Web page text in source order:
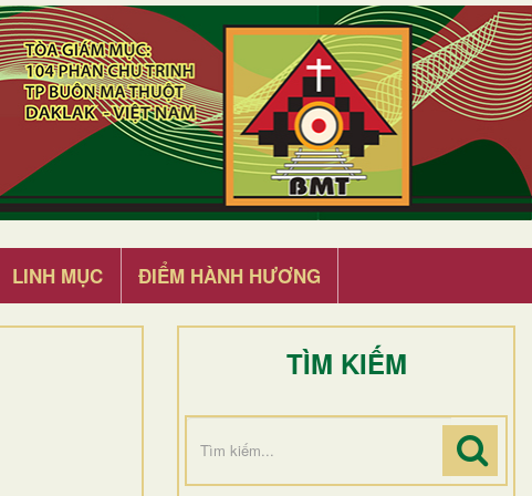
LINH MỤC ĐIỂM HÀNH HƯƠNG
TÌM KIẾM